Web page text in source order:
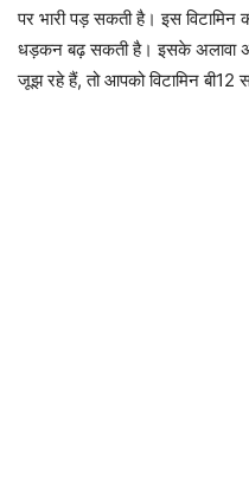
पर भारी पड़ सकती है। इस
धड़कन बढ़ सकती है। इसके अलावा
जूझ रहे हैं, तो आपको विटामिन बी12